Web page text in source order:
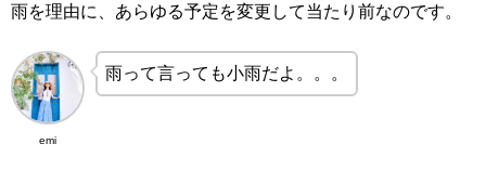
雨を理由に、あらゆる予定を変更して当たり前なのです。
emi
雨って言っても小雨だよ。。。